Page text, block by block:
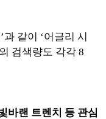
과 같이 ‘어글리 시
검색량도 각각 8
바랜 트렌치 등 관심